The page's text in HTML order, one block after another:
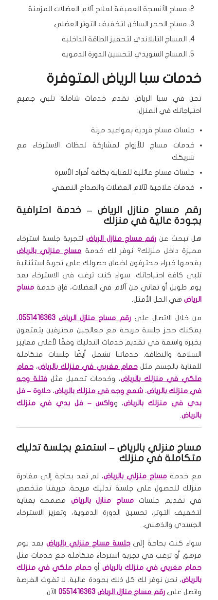
مساج الأنسجة العميقة لعلاج آلام العضلات المزمنة
مساج الحجر الساخن لتخفيف التوتر العضلي
المساج التايلاندي لتحفيز الطاقة الداخلية
المساج السويدي لتحسين الدورة الدموية
خدمات سبا الرياض المتوفرة
نحن في سبا الرياض نقدم خدمات شاملة تلبي جميع
احتياجاتك في المنزل:
جلسات مساج فردية بمواعيد مرنة
خدمات مساج للأزواج لمشاركة لحظات الاسترخاء مع
شريكك
جلسات مساج عائلية للعناية بكافة أفراد الأسرة
خدمات علاجية لآلام العضلات والصداع النصفي
رقم مساج منازل الرياض – خدمة احترافية
بجودة عالية في منزلك
هل تبحث عن رقم مساج منازل الرياض لتجربة جلسة استرخاء
مميزة داخل منزلك؟ نوفر لك خدمة مساج منزلي بالرياض
يقدمها خبراء محترفون لضمان حصولك على تجربة استثنائية
تلبي كافة احتياجاتك. سواء كنت ترغب في الاسترخاء بعد
يوم طويل أو تعاني من آلام في العضلات، فإن خدمةمساج
الرياضهي الحل الأمثل.
من خلال الاتصال على رقم مساج منازل الرياض 0551416363
،
يمكنك حجز جلسة مريحة مع معالجين محترفين يتمتعون
بخبرة واسعة في تقديم خدمات التدليك وفقًا لأعلى معايير
السلامة والنظافة. خدماتنا تشمل أيضًا جلسات متكاملة
للعناية بالجسم مثلحمام مغربي في منزلك بالرياض،حمام
ملكي في منزلك بالرياض، وخدمات تجميل مثلفتلة وجه
في منزلك بالرياض، شمع وجه في منزلك بالرياض،حلاوة – فل
بدي في منزلك بالرياض، وواكس – فل بدي في منزلك
بالرياض.
مساج منزلي بالرياض – استمتع بجلسة تدليك
متكاملة في منزلك
مع خدمة مساج منزلي بالرياض، لم تعد بحاجة إلى مغادرة
منزلك للحصول على جلسة تدليك مريحة. فريقنا متخصص
في تقديم جلساتمساج منازل بالرياض مصممة بعناية
لتخفيف التوتر، تحسين الدورة الدموية، وتعزيز الاسترخاء
الجسدي والذهني.
سواء كنت بحاجة إلىجلسة مساج منزلي بالرياض بعد يوم
مرهق أو ترغب في تجربة استرخاء متكاملة مع خدمات مثل
حمام مغربي في منزلك بالرياضأوحمام ملكي في منزلك
بالرياض، نحن نوفر لك كل ذلك بجودة عالية. لا تفوت الفرصة
واتصل على رقم مساج منازل الرياض0551416363 الآن.